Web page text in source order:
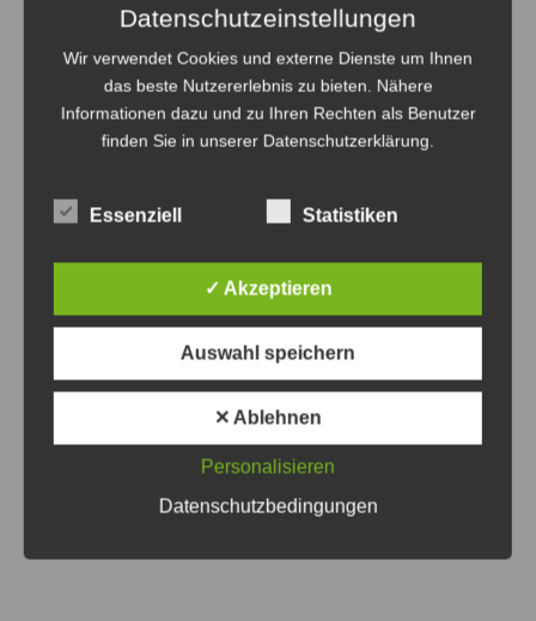
Eva Bender sichert den Frauenhäusern weitere
Unterstützung zu - Foto: SPD
SPD-Kandidatin Bender sichert
Frauenhäusern und Beratungsstellen
Unterstützung zu
6. August 2026 0
Datenschutzeinstellungen
Wir verwendet Cookies und externe Dienste um Ihnen
das beste Nutzererlebnis zu bieten. Nähere
Informationen dazu und zu Ihren Rechten als Benutzer
finden Sie in unserer Datenschutzerklärung.
Essenziell Statistiken
✓ Akzeptieren
Auswahl speichern
✕ Ablehnen
Personalisieren
Datenschutzbedingungen